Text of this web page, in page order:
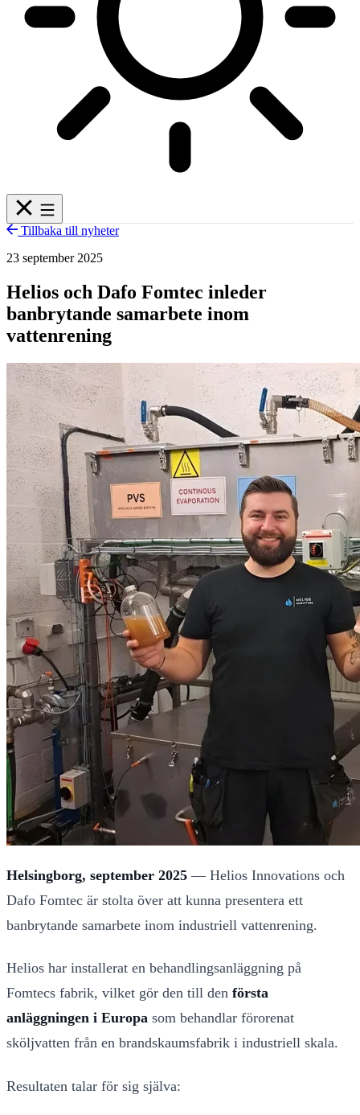
Tillbaka till nyheter
23 september 2025
Helios och Dafo Fomtec inleder
banbrytande samarbete inom
vattenrening
Helsingborg, september 2025 — Helios Innovations och
Dafo Fomtec är stolta över att kunna presentera ett
banbrytande samarbete inom industriell vattenrening.
Helios har installerat en behandlingsanläggning på
Fomtecs fabrik, vilket gör den till den första
anläggningen i Europa som behandlar förorenat
sköljvatten från en brandskaumsfabrik i industriell skala.
Resultaten talar för sig själva: